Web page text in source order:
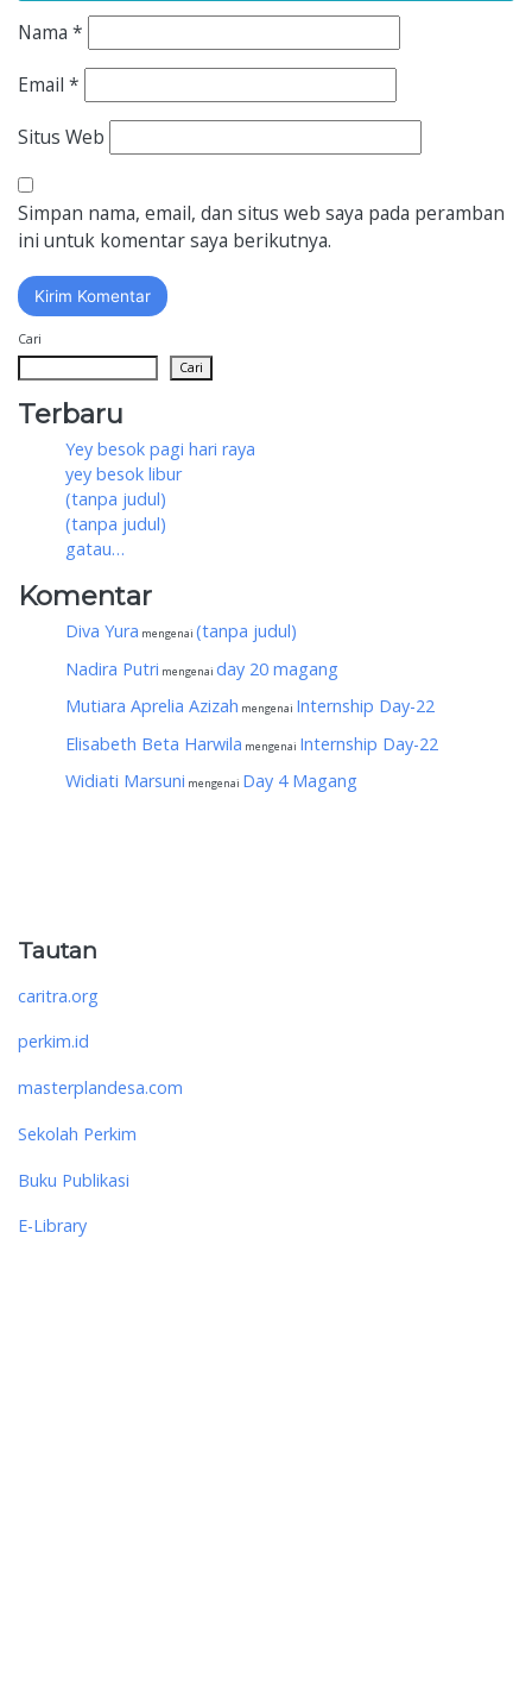
Nama *
Email *
Situs Web
Simpan nama, email, dan situs web saya pada peramban
ini untuk komentar saya berikutnya.
Cari
Cari
Terbaru
Yey besok pagi hari raya
yey besok libur
(tanpa judul)
(tanpa judul)
gatau…
Komentar
Diva Yura mengenai (tanpa judul)
Nadira Putri mengenai day 20 magang
Mutiara Aprelia Azizah mengenai Internship Day-22
Elisabeth Beta Harwila mengenai Internship Day-22
Widiati Marsuni mengenai Day 4 Magang
Tautan
caritra.org
perkim.id
masterplandesa.com
Sekolah Perkim
Buku Publikasi
E-Library